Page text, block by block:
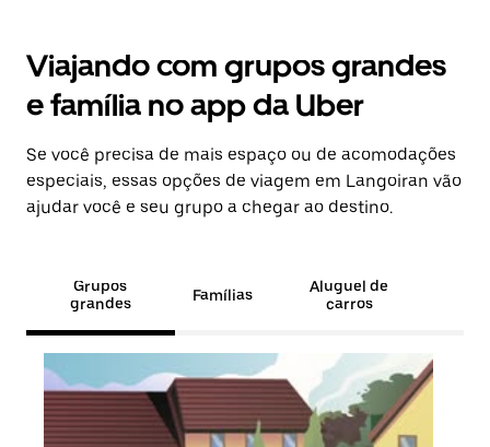
Viajando com grupos grandes
e família no app da Uber
Se você precisa de mais espaço ou de acomodações
especiais, essas opções de viagem em Langoiran vão
ajudar você e seu grupo a chegar ao destino.
Grupos
grandes
Famílias
Aluguel de
carros